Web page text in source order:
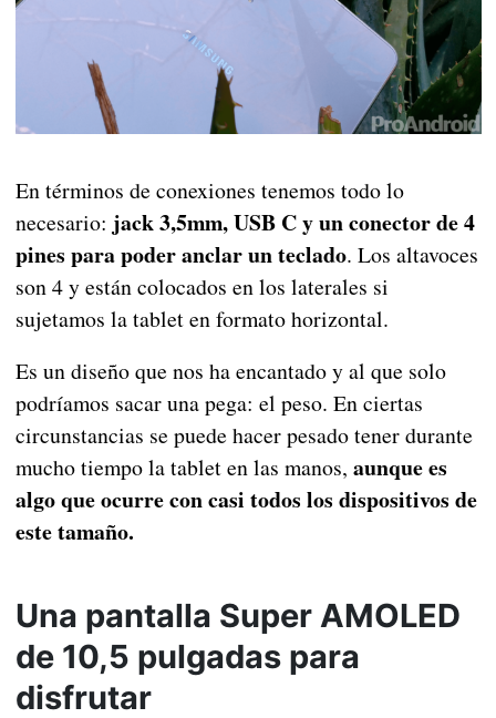
En términos de conexiones tenemos todo lo
necesario: jack 3,5mm, USB C y un conector de 4
pines para poder anclar un teclado. Los altavoces
son 4 y están colocados en los laterales si
sujetamos la tablet en formato horizontal.
Es un diseño que nos ha encantado y al que solo
podríamos sacar una pega: el peso. En ciertas
circunstancias se puede hacer pesado tener durante
mucho tiempo la tablet en las manos, aunque es
algo que ocurre con casi todos los dispositivos de
este tamaño.
Una pantalla Super AMOLED
de 10,5 pulgadas para
disfrutar